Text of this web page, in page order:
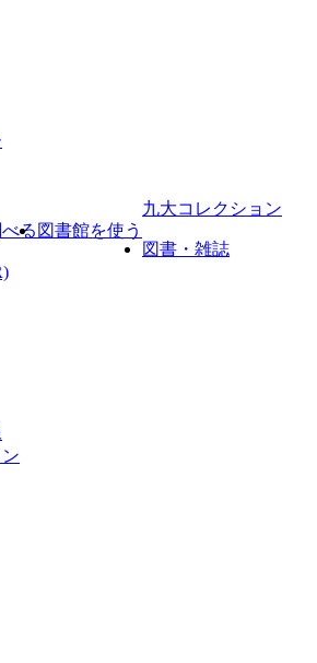
る 図書館を使う
九大コレクション
図書・雑誌